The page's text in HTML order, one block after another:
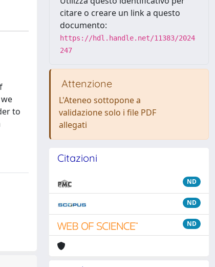
to
citare o creare un link a questo
documento:
https://hdl.handle.net/11383/2024
247
Attenzione
L'Ateneo sottopone a
validazione solo i file PDF
allegati
Citazioni
ND
ND
ND